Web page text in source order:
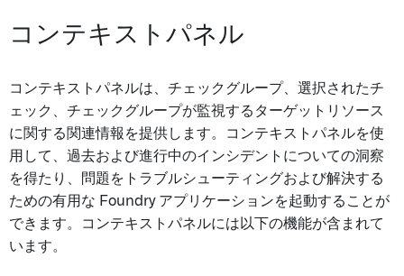
コンテキストパネル
コンテキストパネルは、チェックグループ、選択されたチ
ェック、チェックグループが監視するターゲットリソース
に関する関連情報を提供します。コンテキストパネルを使
用して、過去および進行中のインシデントについての洞察
を得たり、問題をトラブルシューティングおよび解決する
ための有用な Foundry アプリケーションを起動することが
できます。コンテキストパネルには以下の機能が含まれて
います。